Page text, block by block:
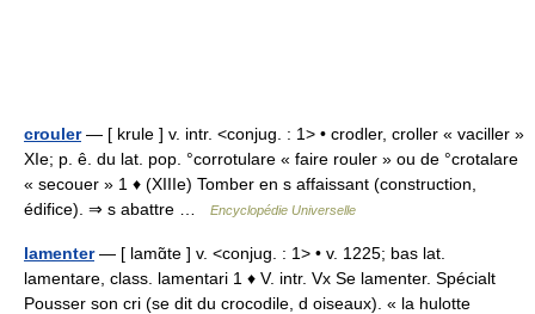
crouler— [ krule ] v. intr. <conjug. : 1> • crodler, croller « vaciller »
XIe; p. ê. du lat. pop. °corrotulare « faire rouler » ou de °crotalare
« secouer » 1 ♦ (XIIIe) Tomber en s affaissant (construction,
édifice). ⇒ s abattre …
Encyclopédie Universelle
lamenter— [ lamɑ̃te ] v. <conjug. : 1> • v. 1225; bas lat.
lamentare, class. lamentari 1 ♦ V. intr. Vx Se lamenter. Spécialt
Pousser son cri (se dit du crocodile, d oiseaux). « la hulotte